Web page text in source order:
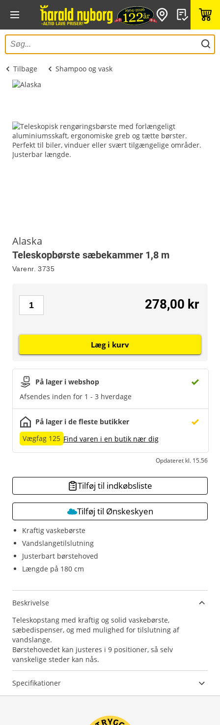
Tilbage Shampoo og vask
Alaska
Teleskopbørste sæbekammer 1,8 m
Varenr. 3735
Kraftig vaskebørste
Vandslangetilslutning
Justerbart børstehoved
Længde på 180 cm
På lager i webshop
Afsendes inden for 1 - 3 hverdage
På lager i de fleste butikker
Vægfag 125 Find varen i en butik nær dig
Opdateret kl. 15.56
278,00 kr
Læg i kurv
Tilføj til indkøbsliste
Tilføj til Ønskeskyen
Beskrivelse
Teleskopstang med kraftig og solid vaskebørste,
sæbedispenser, og med mulighed for tilslutning af
vandslange.
Børstehovedet kan justeres i 9 positioner, så selv
vanskelige steder kan nås.
Specifikationer